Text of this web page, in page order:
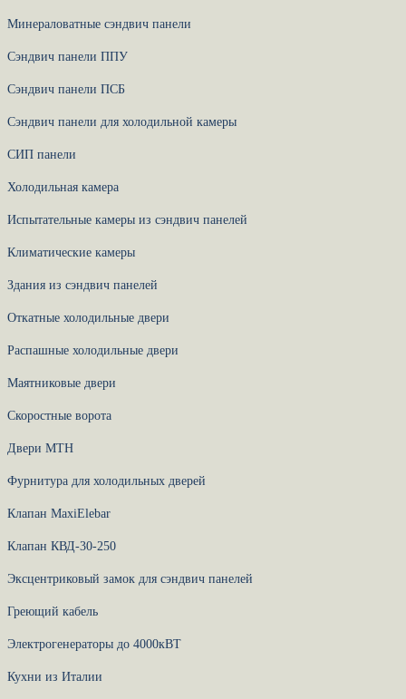
Минераловатные сэндвич панели
Сэндвич панели ППУ
Сэндвич панели ПСБ
Сэндвич панели для холодильной камеры
СИП панели
Холодильная камера
Испытательные камеры из сэндвич панелей
Климатические камеры
Здания из сэндвич панелей
Откатные холодильные двери
Распашные холодильные двери
Маятниковые двери
Скоростные ворота
Двери МТН
Фурнитура для холодильных дверей
Клапан MaxiElebar
Клапан КВД-30-250
Эксцентриковый замок для сэндвич панелей
Греющий кабель
Электрогенераторы до 4000кВТ
Кухни из Италии